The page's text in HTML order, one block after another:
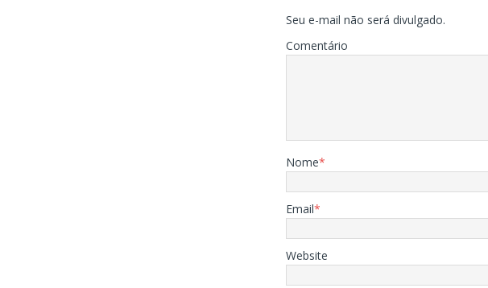
Seu e-mail não será divulgado.
Comentário
Nome*
Email*
Website